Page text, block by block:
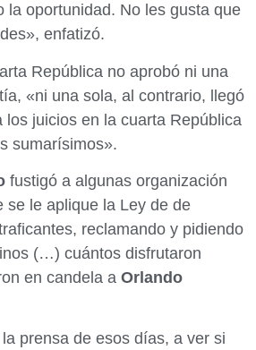
la oportunidad. No les gusta que
enfatizó.
República no aprobó ni una
«ni una sola, al contrario, llegó
los juicios en la cuarta República
sumarísimos».
fustigó a algunas organización
se le aplique la Ley de de
reclamando y pidiendo
(…) cuántos disfrutaron
en candela a Orlando
prensa de esos días, a ver si